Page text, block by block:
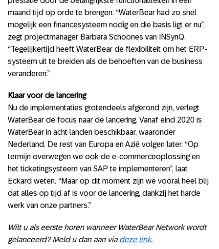
maand tijd op orde te brengen. “WaterBear had zo snel
mogelijk een financesysteem nodig en die basis ligt er nu”,
zegt projectmanager Barbara Schoones van INSynQ.
“Tegelijkertijd heeft WaterBear de flexibiliteit om het ERP-
systeem uit te breiden als de behoeften van de business
veranderen.”
Klaar voor de lancering
Nu de implementaties grotendeels afgerond zijn, verlegt
WaterBear de focus naar de lancering. Vanaf eind 2020 is
WaterBear in acht landen beschikbaar, waaronder
Nederland. De rest van Europa en Azië volgen later. “Op
termijn overwegen we ook de e-commerceoplossing en
het ticketingsysteem van SAP te implementeren”, laat
Eckard weten. “Maar op dit moment zijn we vooral heel blij
dat alles op tijd af is voor de lancering, dankzij het harde
werk van onze partners.”
Wilt u als eerste horen wanneer WaterBear Network wordt
gelanceerd? Meld u dan aan via deze link.